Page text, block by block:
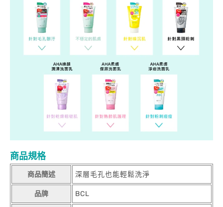
商品規格
商品簡述 深層毛孔也能輕鬆洗淨
品牌 BCL